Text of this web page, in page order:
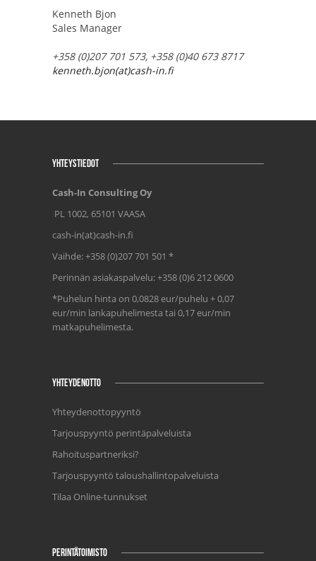
Kenneth Bjon
Sales Manager
+358 (0)207 701 573, +358 (0)40 673 8717
kenneth.bjon(at)cash-in.fi
YHTEYSTIEDOT
Cash-In Consulting Oy
PL 1002, 65101 VAASA
cash-in(at)cash-in.fi
Vaihde: +358 (0)207 701 501 *
Perinnän asiakaspalvelu: +358 (0)6 212 0600
*Puhelun hinta on 0,0828 eur/puhelu + 0,07
eur/min lankapuhelimesta tai 0,17 eur/min
matkapuhelimesta.
YHTEYDENOTTO
Yhteydenottopyyntö
Tarjouspyyntö perintäpalveluista
Rahoituspartneriksi?
Tarjouspyyntö taloushallintopalveluista
Tilaa Online-tunnukset
PERINTÄTOIMISTO